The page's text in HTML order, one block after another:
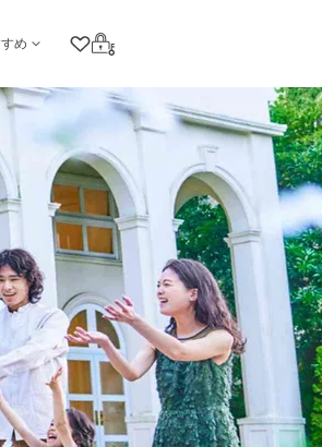
め
クリップリスト
ログイン